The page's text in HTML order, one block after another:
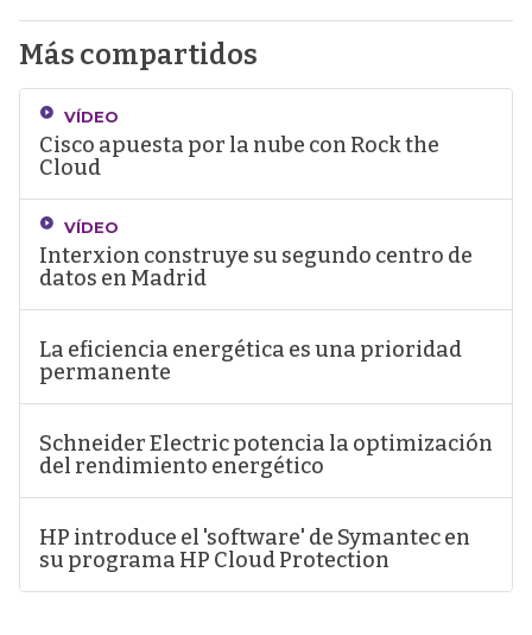
Más compartidos
VÍDEO
Cisco apuesta por la nube con Rock the
Cloud
VÍDEO
Interxion construye su segundo centro de
datos en Madrid
La eficiencia energética es una prioridad
permanente
Schneider Electric potencia la optimización
del rendimiento energético
HP introduce el 'software' de Symantec en
su programa HP Cloud Protection